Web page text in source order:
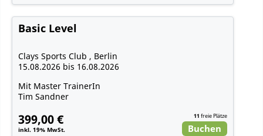
Basic Level
Clays Sports Club , Berlin
15.08.2026 bis 16.08.2026
Mit Master TrainerIn
Tim Sandner
399,00 €
inkl. 19% MwSt.
11 freie Plätze
Buchen